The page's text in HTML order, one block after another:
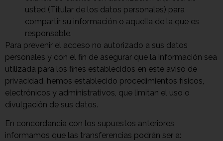
usted (Titular de los datos personales) para
compartir su información o aquella de la que es
responsable.
Para prevenir el acceso no autorizado a sus datos
personales y con el fin de asegurar que la información sea
utilizada para los fines establecidos en este aviso de
privacidad, hemos establecido procedimientos físicos,
electrónicos y administrativos, que limitan el uso o
divulgación de sus datos.
En concordancia con los supuestos anteriores,
informamos que las transferencias podrán ser a: